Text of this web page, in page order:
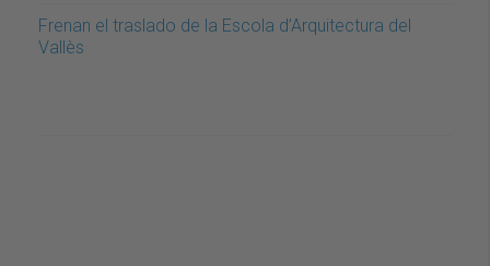
Frenan el traslado de la Escola d’Arquitectura del
Vallès